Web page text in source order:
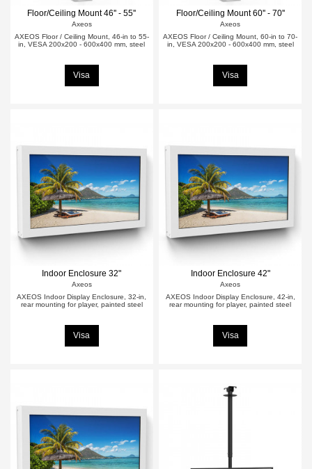
Floor/Ceiling Mount 46'' - 55''
Axeos
AXEOS Floor / Ceiling Mount, 46-in to 55-
in, VESA 200x200 - 600x400 mm, steel
Visa
Floor/Ceiling Mount 60'' - 70''
Axeos
AXEOS Floor / Ceiling Mount, 60-in to 70-
in, VESA 200x200 - 600x400 mm, steel
Visa
Indoor Enclosure 32"
Axeos
AXEOS Indoor Display Enclosure, 32-in,
rear mounting for player, painted steel
Visa
Indoor Enclosure 42"
Axeos
AXEOS Indoor Display Enclosure, 42-in,
rear mounting for player, painted steel
Visa